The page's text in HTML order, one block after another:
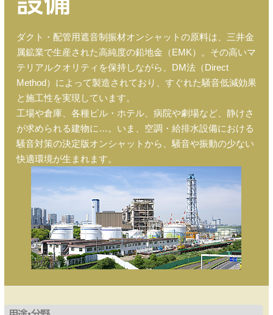
ダクト・配管用遮音制振材オンシャットの原料は、三井金
属鉱業で生産された高純度の鉛地金（EMK）。その高いマ
テリアルクオリティを保持しながら、DM法（Direct
Method）によって製造されており、すぐれた騒音低減効果
と施工性を実現しています。
工場や倉庫、各種ビル・ホテル、病院や劇場など、静けさ
が求められる建物に…。いま、空調・給排水設備における
騒音対策の決定版オンシャットから、騒音や振動の少ない
快適環境が生まれます。